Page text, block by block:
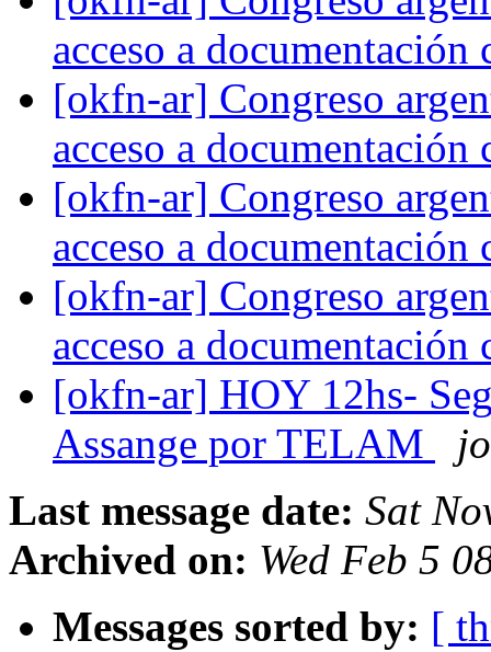
acceso a
[okfn-ar] Congreso
acceso a
[okfn-ar] Congreso
acceso a
[okfn-ar] Congreso
acceso a
[okfn-ar] HOY 12hs-
Assange por TELAM
Last message date: Sat
Archived on: Wed Feb 5
Messages sorted by: [